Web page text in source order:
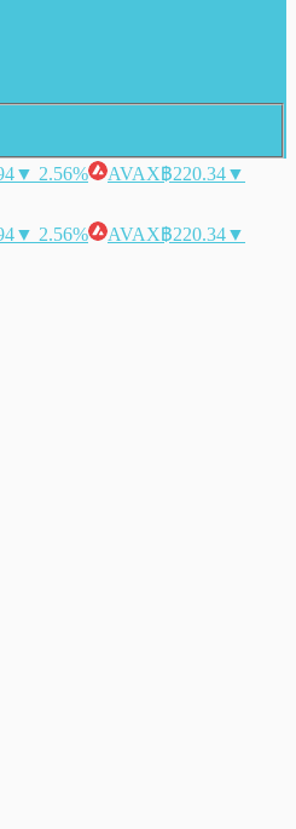
▼ 2.56% AVAX฿220.34▼
▼ 2.56% AVAX฿220.34▼